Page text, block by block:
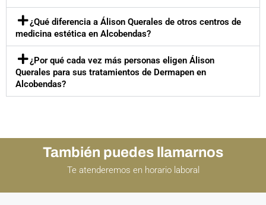
¿Qué diferencia a Álison Querales de otros centros de
medicina estética en Alcobendas?
¿Por qué cada vez más personas eligen Álison
Querales para sus tratamientos de Dermapen en
Alcobendas?
También puedes llamarnos
Te atenderemos en horario laboral